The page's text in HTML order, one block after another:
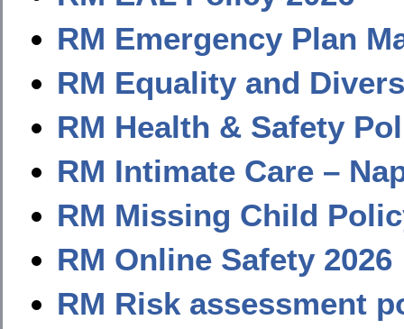
RM Emergency Plan
RM Equality and
RM Health & Safety
RM Intimate Care –
RM Missing Child
RM Online Safety 2026
RM Risk assessment